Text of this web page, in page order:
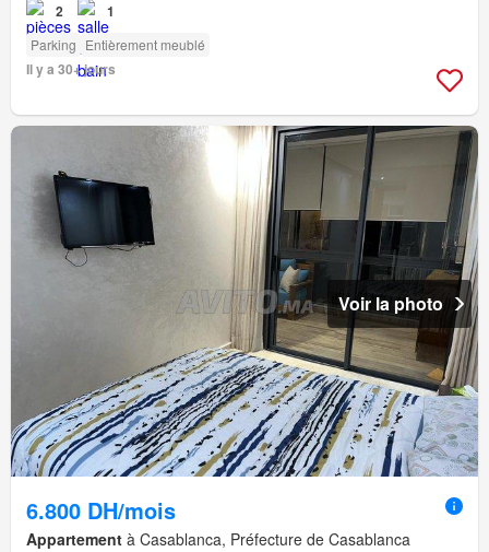
2 1
Parking Entièrement meublé
Il y a 30+ jours
Voir la photo
6.800 DH/mois
Appartement à Casablanca, Préfecture de Casablanca